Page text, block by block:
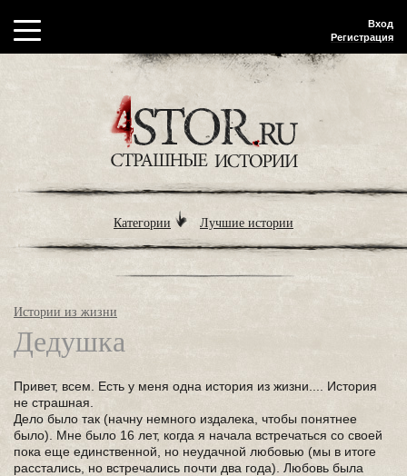
Вход
Регистрация
Категории Лучшие истории
Истории из жизни
Дедушка
Привет, всем. Есть у меня одна история из жизни.... История
не страшная.
Дело было так (начну немного издалека, чтобы понятнее
было). Мне было 16 лет, когда я начала встречаться со своей
пока еще единственной, но неудачной любовью (мы в итоге
расстались, но встречались почти два года). Любовь была